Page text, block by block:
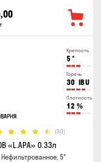
,00
Крепость
5 °
Горечь
30 IBU
Плотность
12 %
(30)
«L.APA» 0.33л
Нефильтрованное, 5°